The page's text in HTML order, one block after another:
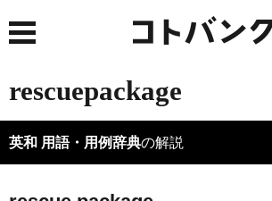
rescuepackage
英和 用語・用例辞典の解説